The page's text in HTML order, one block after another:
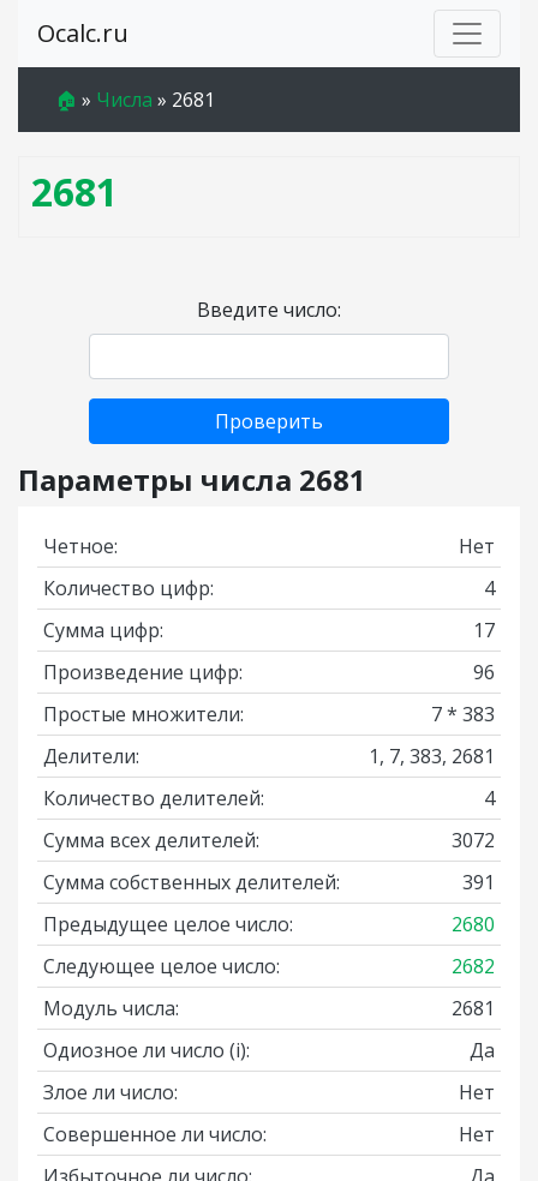
Ocalc.ru
🏠 » Числа » 2681
2681
Введите число:
Проверить
Параметры числа 2681
Четное:
Нет
Количество цифр:
4
Сумма цифр:
17
Произведение цифр:
96
Простые множители:
7 * 383
Делители:
1, 7, 383, 2681
Количество делителей:
4
Сумма всех делителей:
3072
Сумма собственных делителей:
391
Предыдущее целое число:
2680
Следующее целое число:
2682
Модуль числа:
2681
Одиозное ли число (i):
Да
Злое ли число:
Нет
Совершенное ли число:
Нет